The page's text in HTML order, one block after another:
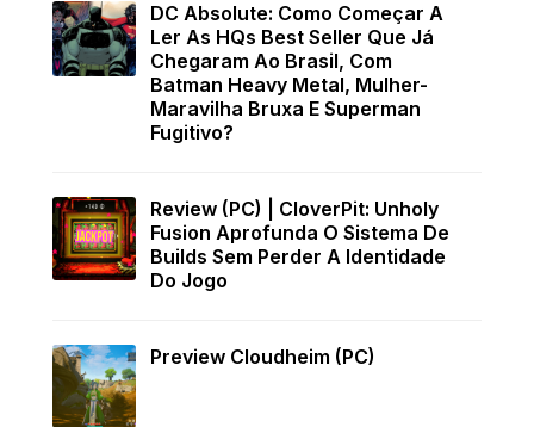
DC Absolute: Como Começar A
Ler As HQs Best Seller Que Já
Chegaram Ao Brasil, Com
Batman Heavy Metal, Mulher-
Maravilha Bruxa E Superman
Fugitivo?
Review (PC) | CloverPit: Unholy
Fusion Aprofunda O Sistema De
Builds Sem Perder A Identidade
Do Jogo
Preview Cloudheim (PC)